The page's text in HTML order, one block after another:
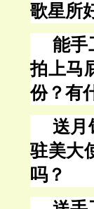
歌星所
能手
拍上马
份？有
送月
驻美大
吗？